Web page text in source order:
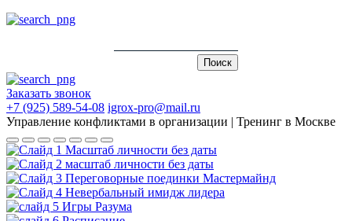
Заказать звонок
+7 (925) 589-54-08 igrox-pro@mail.ru
Управление конфликтами в организации | Тренинг в Москве